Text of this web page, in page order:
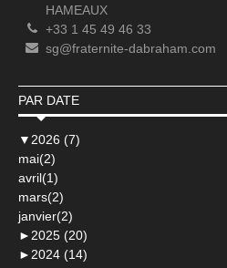
HAMEAUX
+33 1 45 49 46 33
sg@fraternite-dabraham.com
PAR DATE
▼ 2026 (7)
mai(2)
avril(1)
mars(2)
janvier(2)
► 2025 (20)
► 2024 (14)